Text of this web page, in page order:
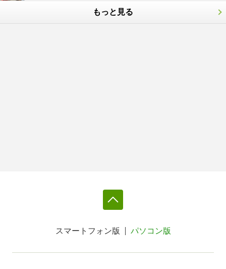
もっと見る
スマートフォン版 パソコン版